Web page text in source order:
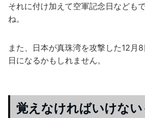
それに付け加えて空軍記念日なども
ね。
また、日本が真珠湾を攻撃した12月
日になるかもしれません。
覚えなければいけない